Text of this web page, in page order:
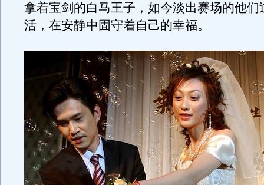
拿着宝剑的白马王子，如今淡出赛场的他们
活，在安静中固守着自己的幸福。